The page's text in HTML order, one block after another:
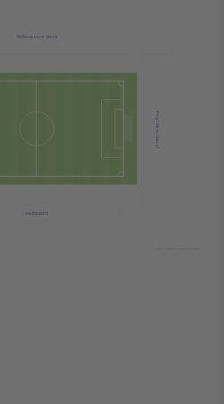
Main Stand
Pearl Street Stand
Willbutts Lane Stand